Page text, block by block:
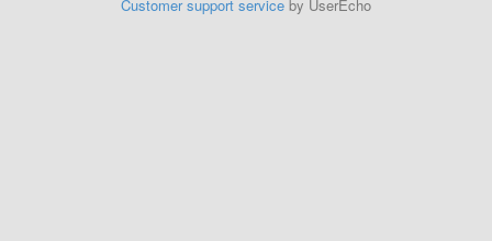
Customer support service by UserEcho